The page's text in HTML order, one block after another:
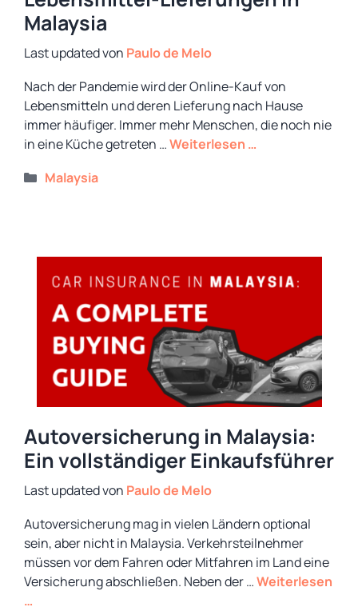
Malaysia
von Paulo de Melo
Nach der Pandemie wird der Online-Kauf von
Lebensmitteln und deren Lieferung nach Hause
immer häufiger. Immer mehr Menschen, die noch nie
in eine Küche getreten …Weiterlesen …
Kategorien
Malaysia
Autoversicherung in Malaysia:
Ein vollständiger Einkaufsführer
von Paulo de Melo
Autoversicherung mag in vielen Ländern optional
sein, aber nicht in Malaysia. Verkehrsteilnehmer
müssen vor dem Fahren oder Mitfahren im Land eine
Versicherung abschließen. Neben der …Weiterlesen
…